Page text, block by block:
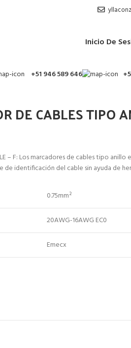
Inicio De
+51 946 589 646
DE CABLES TIPO
– F: Los marcadores de cables tipo
identificación del cable sin ayuda de
0.75mm²
20AWG-16AWG EC0
Emecx